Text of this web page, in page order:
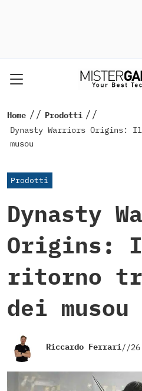
Home // Prodotti //
Dynasty Warriors
musou
Prodotti
Dynasty
Origins:
ritorno
dei musou
Riccardo Ferrari//